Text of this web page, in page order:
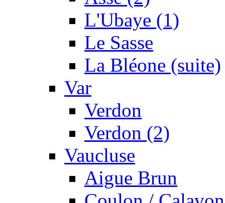
L'Ubaye (1)
Le Sasse
La Bléone (suite)
Var
Verdon
Verdon (2)
Vaucluse
Aigue Brun